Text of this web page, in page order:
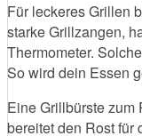
Für leckeres Grillen
starke Grillzangen,
Thermometer.
So wird dein Essen
Eine Grillbürste
bereitet den Rost für